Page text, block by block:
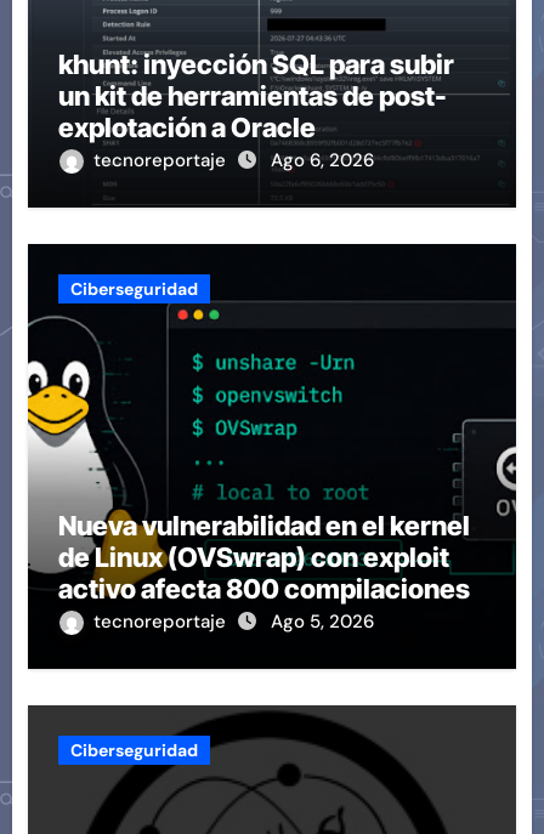
khunt: inyección SQL para subir
un kit de herramientas de post-
explotación a Oracle
tecnoreportaje Ago 6, 2026
Ciberseguridad
Nueva vulnerabilidad en el kernel
de Linux (OVSwrap) con exploit
activo afecta 800 compilaciones
tecnoreportaje Ago 5, 2026
Ciberseguridad